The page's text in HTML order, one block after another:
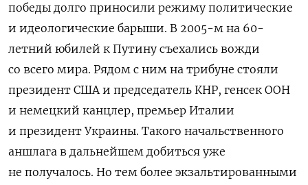
победы долго приносили режиму политические
и идеологические барыши. В 2005-м на 60-
летний юбилей к Путину съехались вожди
со всего мира. Рядом с ним на трибуне стояли
президент США и председатель КНР, генсек ООН
и немецкий канцлер, премьер Италии
и президент Украины. Такого начальственного
аншлага в дальнейшем добиться уже
не получалось. Но тем более экзальтированными